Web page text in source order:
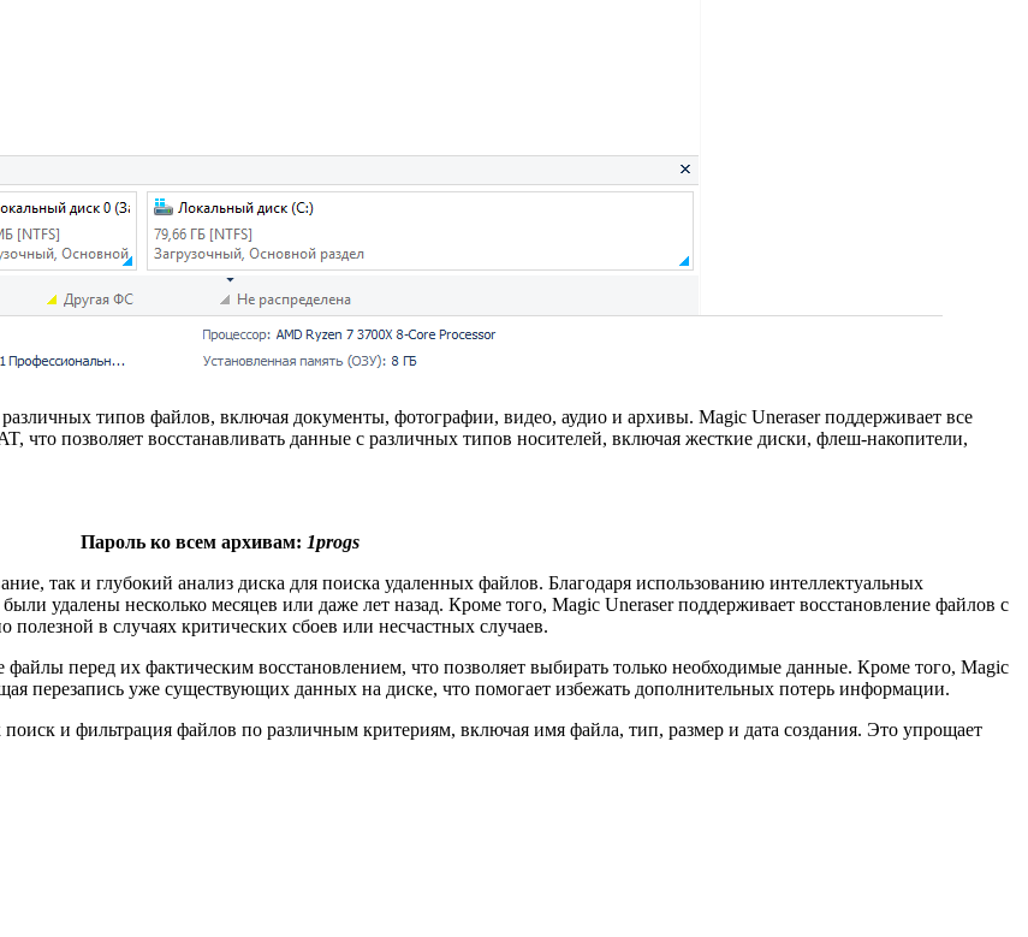
типов файлов, включая документы, фотографии, видео, аудио и архивы. Magic Uneraser поддерживает все
что позволяет восстанавливать данные с различных типов носителей, включая жесткие диски, флеш-накопители,
Пароль ко всем архивам: 1progs
так и глубокий анализ диска для поиска удаленных файлов. Благодаря использованию интеллектуальных
удалены несколько месяцев или даже лет назад. Кроме того, Magic Uneraser поддерживает восстановление файлов с
в случаях критических сбоев или несчастных случаев.
перед их фактическим восстановлением, что позволяет выбирать только необходимые данные. Кроме того, Magic
перезапись уже существующих данных на диске, что помогает избежать дополнительных потерь информации.
и фильтрация файлов по различным критериям, включая имя файла, тип, размер и дата создания. Это упрощает